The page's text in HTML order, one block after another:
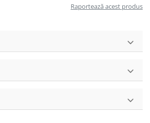
Raportează acest produs